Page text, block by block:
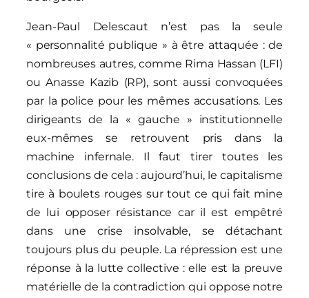
Jean-Paul Delescaut n’est pas la seule
« personnalité publique » à être attaquée : de
nombreuses autres, comme Rima Hassan (LFI)
ou Anasse Kazib (RP), sont aussi convoquées
par la police pour les mêmes accusations. Les
dirigeants de la « gauche » institutionnelle
eux-mêmes se retrouvent pris dans la
machine infernale. Il faut tirer toutes les
conclusions de cela : aujourd’hui, le capitalisme
tire à boulets rouges sur tout ce qui fait mine
de lui opposer résistance car il est empêtré
dans une crise insolvable, se détachant
toujours plus du peuple. La répression est une
réponse à la lutte collective : elle est la preuve
matérielle de la contradiction qui oppose notre